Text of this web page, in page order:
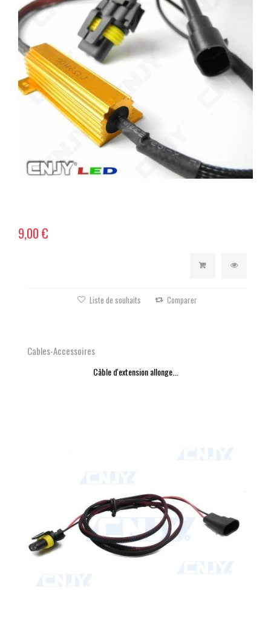
9,00 €
Liste de souhaits Comparer
Cables-Accessoires
Câble d'extension allonge...